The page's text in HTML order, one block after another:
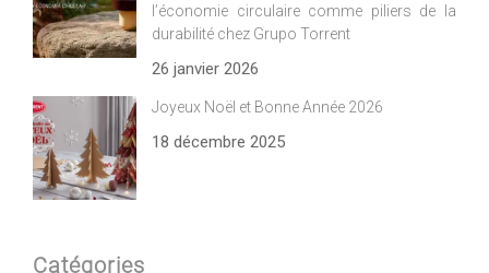
l’économie circulaire comme piliers de la
durabilité chez Grupo Torrent
26 janvier 2026
Joyeux Noël et Bonne Année 2026
18 décembre 2025
Catégories